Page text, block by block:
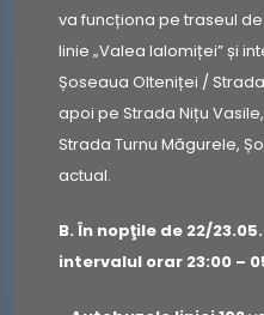
va funcționa pe traseul
linie „Valea Ialomiței” și
Șoseaua Olteniței /
apoi pe Strada Nițu
Strada Turnu Măgurele,
actual.
B. În nopţile de 22/
intervalul orar 23:00 –